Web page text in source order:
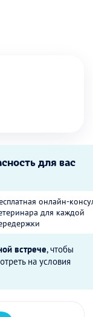
для вас
онлайн-
для каждой
встрече, чтобы
на условия